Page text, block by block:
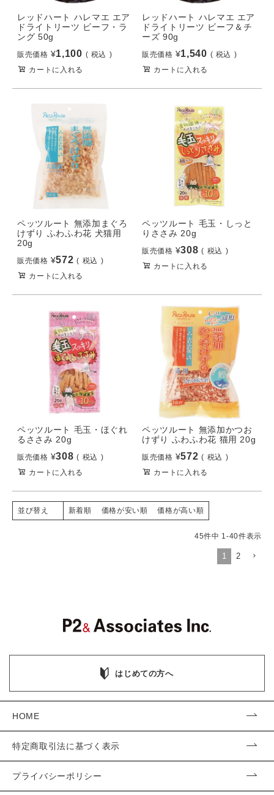
レッドハート ハレマエ エア
ドライトリーツ ビーフ・ラ
ング 50g
販売価格 ¥1,100
税込
カートに入れる
レッドハート ハレマエ エア
ドライトリーツ ビーフ＆チ
ーズ 90g
販売価格 ¥1,540
税込
カートに入れる
ペッツルート 無添加まぐろ
けずり ふわふわ花 犬猫用
20g
販売価格 ¥572
税込
カートに入れる
ペッツルート 毛玉・しっと
りささみ 20g
販売価格 ¥308
税込
カートに入れる
ペッツルート 毛玉・ほぐれ
るささみ 20g
販売価格 ¥308
税込
カートに入れる
ペッツルート 無添加かつお
けずり ふわふわ花 猫用 20g
販売価格 ¥572
税込
カートに入れる
並び替え 新着順 価格が安い順 価格が高い順
45件中 1-40件表示
1 2
はじめての方へ
HOME
特定商取引法に基づく表示
プライバシーポリシー